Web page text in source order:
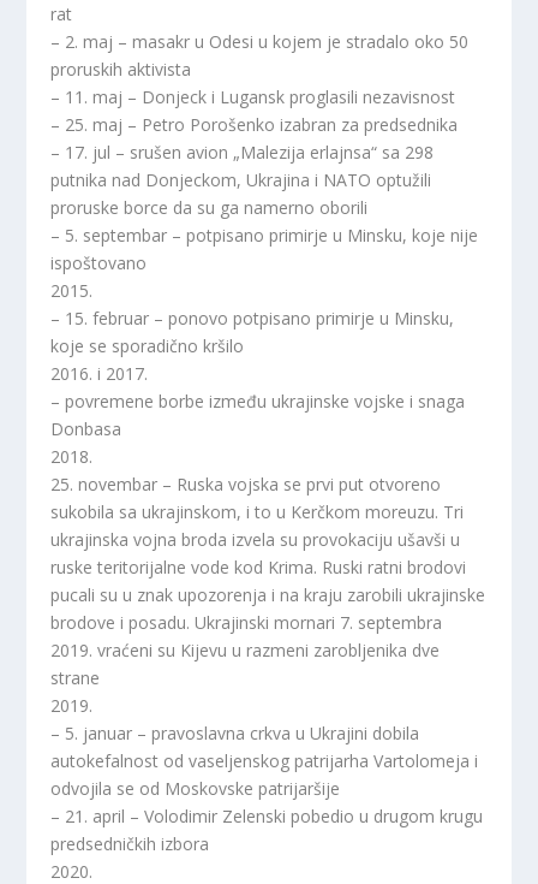
rat
– 2. maj – masakr u Odesi u kojem je stradalo oko 50
proruskih aktivista
– 11. maj – Donjeck i Lugansk proglasili nezavisnost
– 25. maj – Petro Porošenko izabran za predsednika
– 17. jul – srušen avion „Malezija erlajnsa“ sa 298
putnika nad Donjeckom, Ukrajina i NATO optužili
proruske borce da su ga namerno oborili
– 5. septembar – potpisano primirje u Minsku, koje nije
ispoštovano
2015.
– 15. februar – ponovo potpisano primirje u Minsku,
koje se sporadično kršilo
2016. i 2017.
– povremene borbe između ukrajinske vojske i snaga
Donbasa
2018.
25. novembar – Ruska vojska se prvi put otvoreno
sukobila sa ukrajinskom, i to u Kerčkom moreuzu. Tri
ukrajinska vojna broda izvela su provokaciju ušavši u
ruske teritorijalne vode kod Krima. Ruski ratni brodovi
pucali su u znak upozorenja i na kraju zarobili ukrajinske
brodove i posadu. Ukrajinski mornari 7. septembra
2019. vraćeni su Kijevu u razmeni zarobljenika dve
strane
2019.
– 5. januar – pravoslavna crkva u Ukrajini dobila
autokefalnost od vaseljenskog patrijarha Vartolomeja i
odvojila se od Moskovske patrijaršije
– 21. april – Volodimir Zelenski pobedio u drugom krugu
predsedničkih izbora
2020.